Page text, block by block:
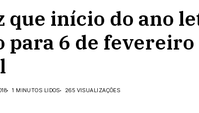
que início do ano
para 6 de fevereiro
1 MINUTOS LIDOS 265 VISUALIZAÇÕES